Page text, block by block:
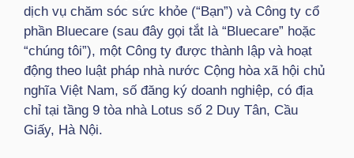
dịch vụ chăm sóc sức khỏe (“Bạn”) và Công ty cổ
phần Bluecare (sau đây gọi tắt là “Bluecare” hoặc
“chúng tôi”), một Công ty được thành lập và hoạt
động theo luật pháp nhà nước Cộng hòa xã hội chủ
nghĩa Việt Nam, số đăng ký doanh nghiệp, có địa
chỉ tại tầng 9 tòa nhà Lotus số 2 Duy Tân, Cầu
Giấy, Hà Nội.